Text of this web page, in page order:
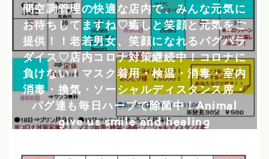
間空調管理の快適な店内で、みんな元気に
お待ちしてますね♡癒しと笑顔と元気をご
提供！！老若男女、笑顔になれるパグパラ
ダイス♡店内コロナ対策継続中！コロナに
負けない！マスク着用・検温・消毒・室内
消毒・換気・ソーシャルディスタンス席・
パグ達も毎日ハーブで除菌中！Animal
give us smile and healing